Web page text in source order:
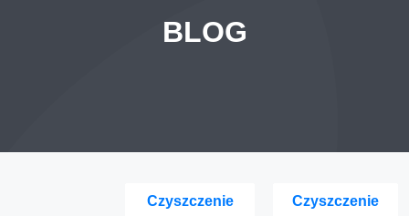
BLOG
Czyszczenie
Czyszczenie